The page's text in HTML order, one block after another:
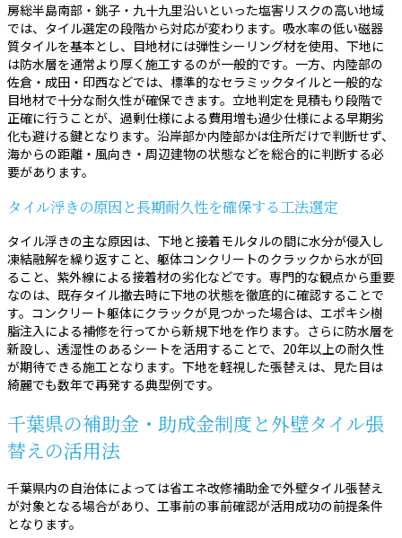
房総半島南部・銚子・九十九里沿いといった塩害リスクの高い地域
では、タイル選定の段階から対応が変わります。吸水率の低い磁器
質タイルを基本とし、目地材には弾性シーリング材を使用、下地に
は防水層を通常より厚く施工するのが一般的です。一方、内陸部の
佐倉・成田・印西などでは、標準的なセラミックタイルと一般的な
目地材で十分な耐久性が確保できます。立地判定を見積もり段階で
正確に行うことが、過剰仕様による費用増も過少仕様による早期劣
化も避ける鍵となります。沿岸部か内陸部かは住所だけで判断せず、
海からの距離・風向き・周辺建物の状態などを総合的に判断する必
要があります。
タイル浮きの原因と長期耐久性を確保する工法選定
タイル浮きの主な原因は、下地と接着モルタルの間に水分が侵入し
凍結融解を繰り返すこと、躯体コンクリートのクラックから水が回
ること、紫外線による接着材の劣化などです。専門的な観点から重要
なのは、既存タイル撤去時に下地の状態を徹底的に確認することで
す。コンクリート躯体にクラックが見つかった場合は、エポキシ樹
脂注入による補修を行ってから新規下地を作ります。さらに防水層を
新設し、透湿性のあるシートを活用することで、20年以上の耐久性
が期待できる施工となります。下地を軽視した張替えは、見た目は
綺麗でも数年で再発する典型例です。
千葉県の補助金・助成金制度と外壁タイル張
替えの活用法
千葉県内の自治体によっては省エネ改修補助金で外壁タイル張替え
が対象となる場合があり、工事前の事前確認が活用成功の前提条件
となります。